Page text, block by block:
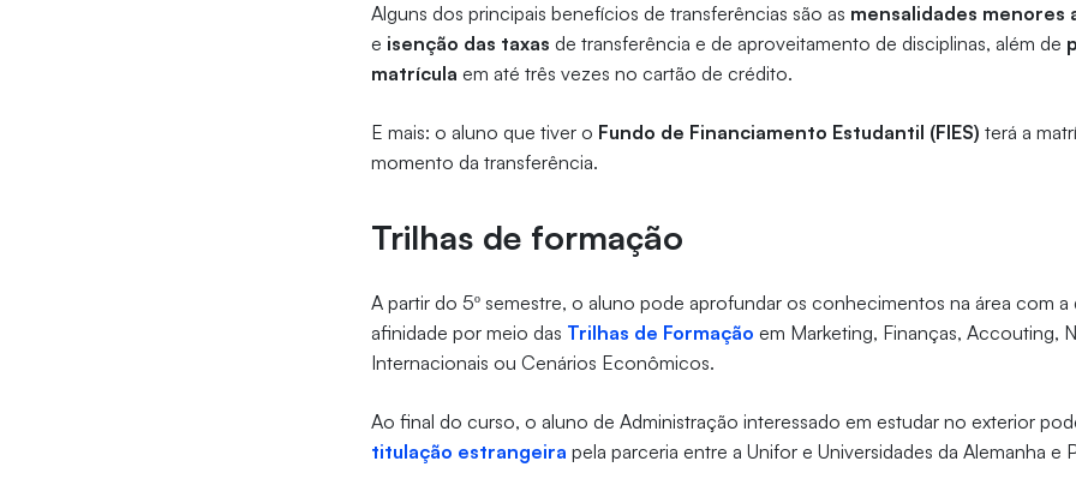
Alguns dos principais benefícios de transferências são as mensalidades menores
e isenção das taxas de transferência e de aproveitamento de disciplinas, além de
matrícula em até três vezes no cartão de crédito.
E mais: o aluno que tiver o Fundo de Financiamento Estudantil (FIES) terá a
momento da transferência.
Trilhas de formação
A partir do 5º semestre, o aluno pode aprofundar os conhecimentos na área com a
afinidade por meio das Trilhas de Formação em Marketing, Finanças, Accouting,
Internacionais ou Cenários Econômicos.
Ao final do curso, o aluno de Administração interessado em estudar no exterior
titulação estrangeira pela parceria entre a Unifor e Universidades da Alemanha e